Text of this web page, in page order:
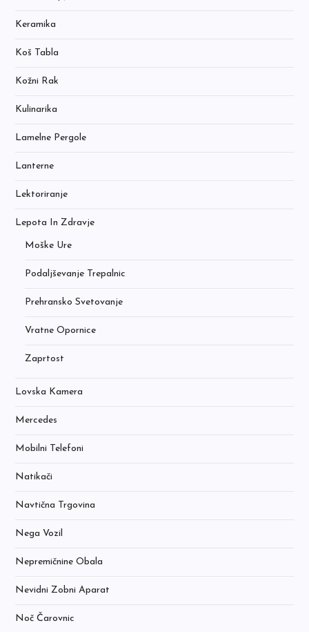
Keramika
Koš Tabla
Kožni Rak
Kulinarika
Lamelne Pergole
Lanterne
Lektoriranje
Lepota In Zdravje
Moške Ure
Podaljševanje Trepalnic
Prehransko Svetovanje
Vratne Opornice
Zaprtost
Lovska Kamera
Mercedes
Mobilni Telefoni
Natikači
Navtična Trgovina
Nega Vozil
Nepremičnine Obala
Nevidni Zobni Aparat
Noč Čarovnic